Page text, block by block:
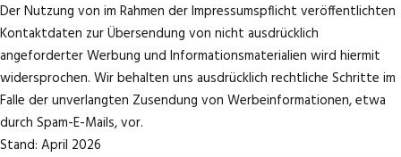
Der Nutzung von im Rahmen der Impressumspflicht veröffentlichten
Kontaktdaten zur Übersendung von nicht ausdrücklich
angeforderter Werbung und Informationsmaterialien wird hiermit
widersprochen. Wir behalten uns ausdrücklich rechtliche Schritte im
Falle der unverlangten Zusendung von Werbeinformationen, etwa
durch Spam-E-Mails, vor.
Stand: April 2026